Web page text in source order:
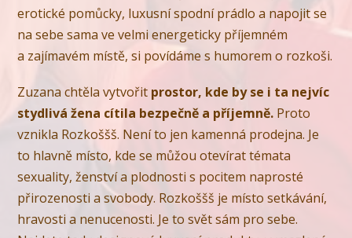
erotické pomůcky, luxusní spodní prádlo a napojit se
na sebe sama ve velmi energeticky příjemném
a zajímavém místě, si povídáme s humorem o rozkoši.
Zuzana chtěla vytvořit prostor, kde by se i ta nejvíc
stydlivá žena cítila bezpečně a příjemně. Proto
vznikla Rozkoššš. Není to jen kamenná prodejna. Je
to hlavně místo, kde se můžou otevírat témata
sexuality, ženství a plodnosti s pocitem naprosté
přirozenosti a svobody. Rozkoššš je místo setkávání,
hravosti a nenucenosti. Je to svět sám pro sebe.